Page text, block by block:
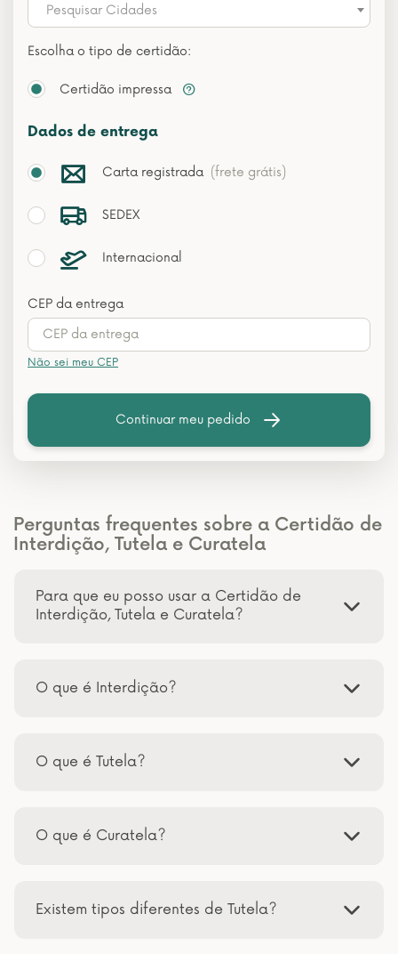
Pesquisar Cidades
Escolha o tipo de certidão:
Certidão impressa
Dados de entrega
Carta registrada (frete grátis)
SEDEX
Internacional
CEP da entrega
Não sei meu CEP
Continuar meu pedido
Perguntas frequentes sobre a Certidão de
Interdição, Tutela e Curatela
Para que eu posso usar a Certidão de
Interdição, Tutela e Curatela?
O que é Interdição?
O que é Tutela?
O que é Curatela?
Existem tipos diferentes de Tutela?